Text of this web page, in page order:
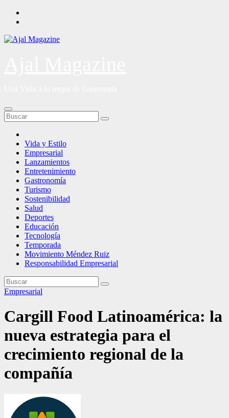
Saltar
Vida y Estilo
Empresarial
Lanzamientos
Entretenimiento
Gastronomía
Turismo
Sostenibilidad
Salud
Deportes
Educación
Tecnología
Temporada
Movimiento Méndez Ruiz
Responsabilidad Empresarial
Empresarial
Cargill Food Latinoamérica: la
nueva estrategia para el
crecimiento regional de la
compañía